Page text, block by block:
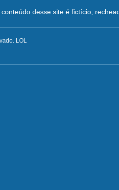
conteúdo desse site é fictício,
LOL